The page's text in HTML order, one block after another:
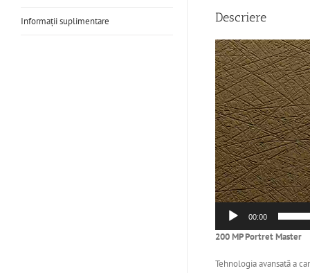
Informații suplimentare Descriere
Player
video
00:00
200 MP Portret Master
Tehnologia avansată a